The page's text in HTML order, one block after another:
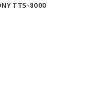
TTS-8000